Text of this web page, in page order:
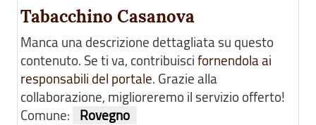
Tabacchino Casanova
Manca una descrizione dettagliata su questo
contenuto. Se ti va, contribuiscifornendola ai
responsabili del portale. Grazie alla
collaborazione, miglioreremo il servizio offerto!
Comune:
Rovegno